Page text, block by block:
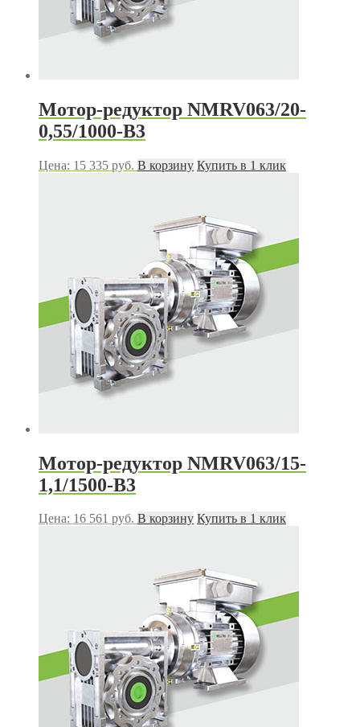
Мотор-редуктор NMRV063/20-
0,55/1000-B3
Цена: 15 335 руб. В корзину Купить в 1 клик
Мотор-редуктор NMRV063/15-
1,1/1500-B3
Цена: 16 561 руб. В корзину Купить в 1 клик